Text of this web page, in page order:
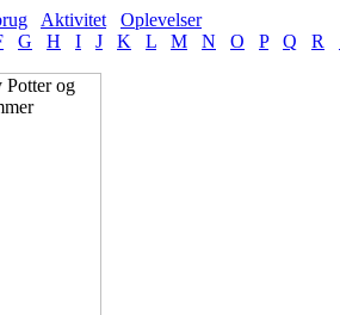
Aktivitet
Oplevelser
G H I J K L M N O P Q R